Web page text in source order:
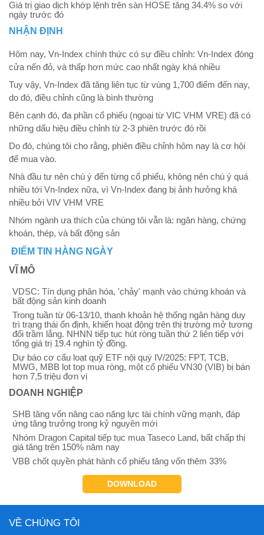
Giá trị giao dịch khớp lệnh trên sàn HOSE tăng 34.4% so với
ngày trước đó
NHẬN ĐỊNH
Hôm nay, Vn-Index chính thức có sự điều chỉnh: Vn-Index đóng
cửa nến đỏ, và thấp hơn mức cao nhất ngày khá nhiều
Tuy vậy, Vn-Index đã tăng liên tục từ vùng 1,700 điểm đến nay,
do đó, điều chỉnh cũng là bình thường
Bên cạnh đó, đa phần cổ phiếu (ngoại từ VIC VHM VRE) đã có
những dấu hiệu điều chỉnh từ 2-3 phiên trước đó rồi
Do đó, chúng tôi cho rằng, phiên điều chỉnh hôm nay là cơ hội
để mua vào.
Nhà đầu tư nên chú ý đến từng cổ phiếu, không nên chú ý quá
nhiều tới Vn-Index nữa, vì Vn-Index đang bị ảnh hưởng khá
nhiều bởi VIV VHM VRE
Nhóm ngành ưa thích của chúng tôi vẫn là: ngân hàng, chứng
khoán, thép, và bất động sản
ĐIỂM TIN HÀNG NGÀY
VĨ MÔ
VDSC: Tín dụng phân hóa, 'chảy' mạnh vào chứng khoán và
bất động sản kinh doanh
Trong tuần từ 06-13/10, thanh khoản hệ thống ngân hàng duy
trì trạng thái ổn định, khiến hoạt động trên thị trường mở tương
đối trầm lắng. NHNN tiếp tục hút ròng tuần thứ 2 liên tiếp với
tổng giá trị 19.4 nghìn tỷ đồng.
Dự báo cơ cấu loạt quỹ ETF nội quý IV/2025: FPT, TCB,
MWG, MBB lọt top mua ròng, một cổ phiếu VN30 (VIB) bị bán
hơn 7,5 triệu đơn vị
DOANH NGHIỆP
SHB tăng vốn nâng cao năng lực tài chính vững mạnh, đáp
ứng tăng trưởng trong kỷ nguyên mới
Nhóm Dragon Capital tiếp tục mua Taseco Land, bất chấp thị
giá tăng trên 150% năm nay
VBB chốt quyền phát hành cổ phiếu tăng vốn thêm 33%
DOWNLOAD
VỀ CHÚNG TÔI